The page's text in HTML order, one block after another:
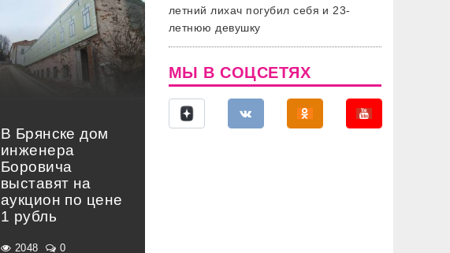
В Брянске дом
инженера
Боровича
выставят на
аукцион по цене
1 рубль
2048 0
летний лихач погубил себя и 23-
летнюю девушку
МЫ В СОЦСЕТЯХ